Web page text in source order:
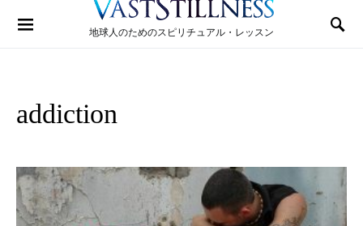
地球人のためのスピリチュアル・レッスン
Search for:
addiction